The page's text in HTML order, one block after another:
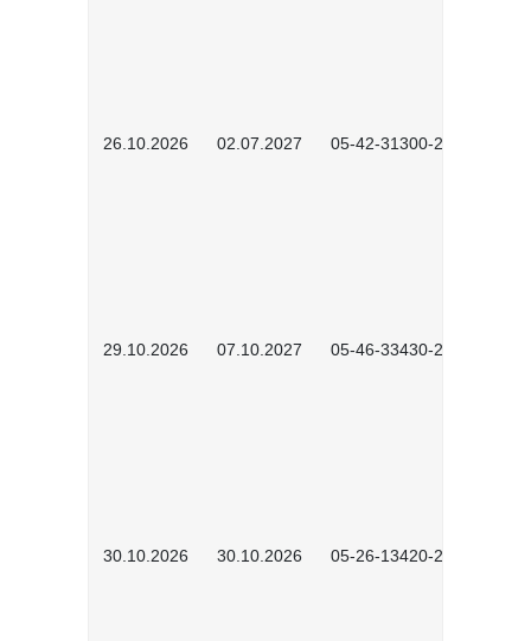
26.10.2026 02.07.2027 05-42-31300-2601
29.10.2026 07.10.2027 05-46-33430-2601
30.10.2026 30.10.2026 05-26-13420-2601